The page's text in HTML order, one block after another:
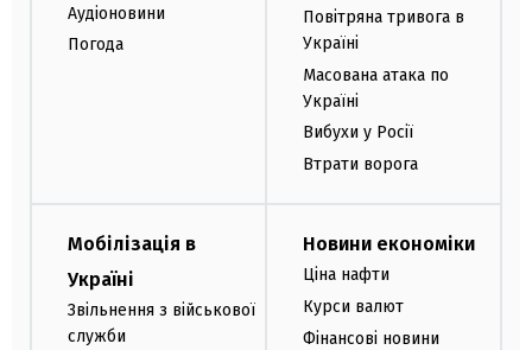
Аудіоновини
Погода
Повітряна тривога в
Україні
Масована атака по
Україні
Вибухи у Росії
Втрати ворога
Мобілізація в
Україні
Звільнення з військової
служби
Новини економіки
Ціна нафти
Курси валют
Фінансові новини